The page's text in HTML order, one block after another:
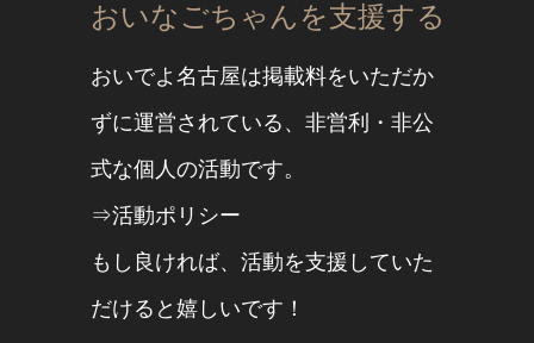
おいなごちゃんを支援する
おいでよ名古屋は掲載料をいただか
ずに運営されている、非営利・非公
式な個人の活動です。
⇒活動ポリシー
もし良ければ、活動を支援していた
だけると嬉しいです！